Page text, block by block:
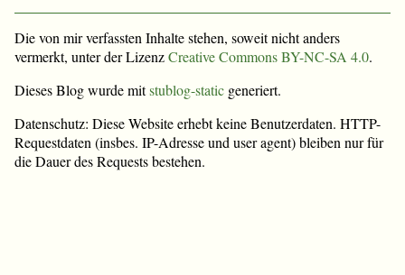
Die von mir verfassten Inhalte stehen, soweit nicht anders
vermerkt, unter der LizenzCreative Commons BY-NC-SA 4.0.
Dieses Blog wurde mitstublog-static generiert.
Datenschutz: Diese Website erhebt keine Benutzerdaten. HTTP-
Requestdaten (insbes. IP-Adresse und user agent) bleiben nur für
die Dauer des Requests bestehen.